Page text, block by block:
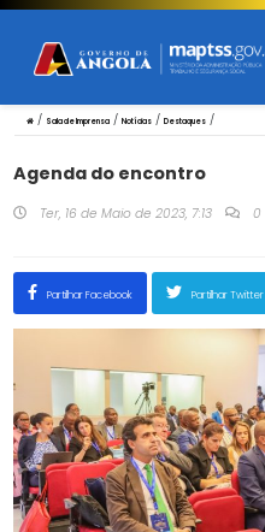
/ Sala de Imprensa/ Notícias/ Destaques/
Agenda do encontro
Ter, 16 de Maio de 2023, 7:13 0
Partilhar Facebook Partilhar Twitter